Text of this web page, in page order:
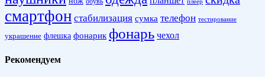
смартфон стабилизация сумка телефон тестирование
украшение флешка фонарик фонарь чехол
Рекомендуем